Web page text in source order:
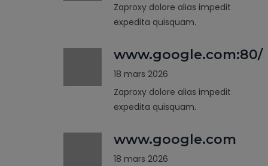
Zaproxy dolore alias impedit
expedita quisquam.
www.google.com:80/
18 mars 2026
Zaproxy dolore alias impedit
expedita quisquam.
www.google.com
18 mars 2026